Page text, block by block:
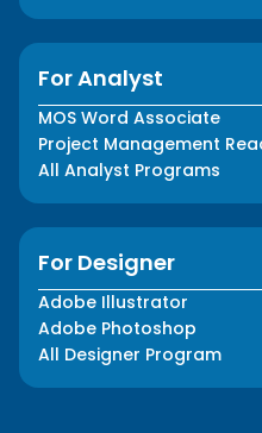
For Analyst
MOS Word Associate
Project Management
All Analyst Programs
For Designer
Adobe Illustrator
Adobe Photoshop
All Designer Program